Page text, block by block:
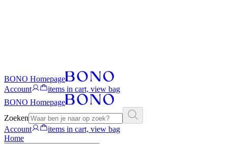
BONO Homepage
Account
items in cart, view bag
BONO Homepage
Zoeken
Account
items in cart, view bag
Home